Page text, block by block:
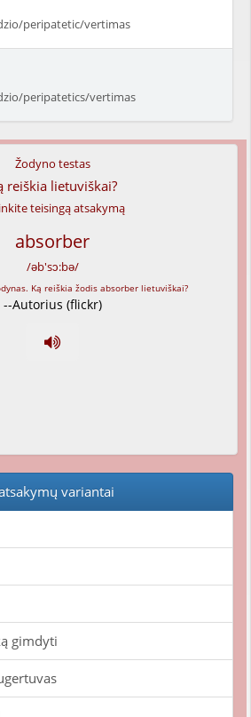
peripatetic/vertimas
peripatetics/vertimas
Žodyno testas
reiškia lietuviškai?
teisingą atsakymą
absorber
/əb'sɔ:bə/
--Autorius (flickr)
variantai
gimdyti